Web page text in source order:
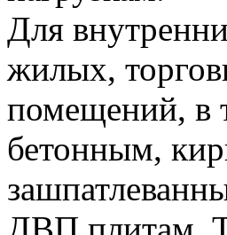
Для
жилых,
помещений, в
бетонным,